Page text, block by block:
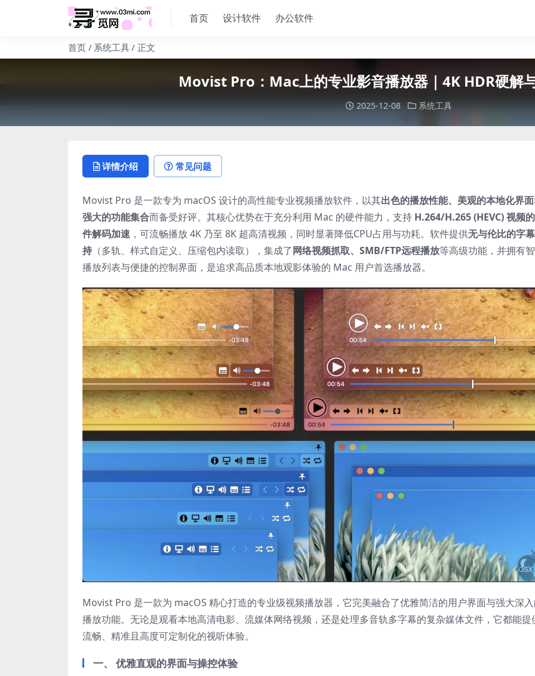
首页 设计软件 办公软件
首页 系统工具 正文
Movist Pro：Mac上的专业影音播放器｜4K HDR硬解
2025-12-08 系统工具
详情介绍 常见问题
Movist Pro 是一款专为 macOS 设计的高性能专业视频播放软件，以其出色的播放性能、美观的本地化界面
强大的功能集合而备受好评。其核心优势在于充分利用 Mac 的硬件能力，支持 H.264/H.265 (HEVC) 视频
件解码加速 ，可流畅播放 4K 乃至 8K 超高清视频，同时显著降低CPU占用与功耗。软件提供无与伦比的字
持 （多轨、样式自定义、压缩包内读取），集成了网络视频抓取、SMB/FTP远程播放等高级功能，并拥有
播放列表与便捷的控制界面，是追求高品质本地观影体验的 Mac 用户首选播放器。
Movist Pro 是一款为 macOS 精心打造的专业级视频播放器，它完美融合了优雅简洁的用户界面与强大深
播放功能。无论是观看本地高清电影、流媒体网络视频，还是处理多音轨多字幕的复杂媒体文件，它都能提
流畅、精准且高度可定制化的视听体验。
一、 优雅直观的界面与操控体验